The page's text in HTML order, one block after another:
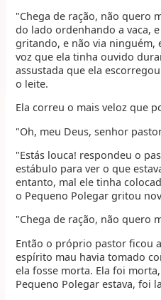
"Chega de ração, não quero
do lado ordenhando a vaca,
gritando, e não via ninguém,
voz que ela tinha ouvido
assustada que ela
o leite.
Ela correu o mais veloz que
"Oh, meu Deus, senhor
"Estás louca! respondeu o
estábulo para ver o que
entanto, mal ele tinha
o Pequeno Polegar gritou
"Chega de ração, não quero
Então o próprio pastor ficou
espírito mau havia tomado
ela fosse morta. Ela foi
Pequeno Polegar estava, foi